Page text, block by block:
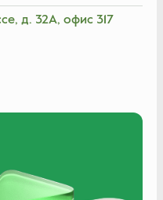
д. 32А, офис 317